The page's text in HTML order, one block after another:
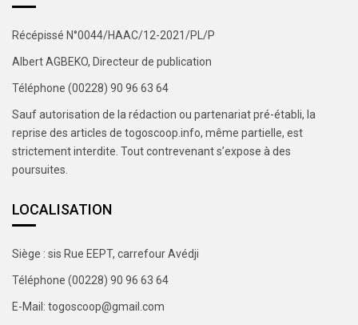
Récépissé N°0044/HAAC/12-2021/PL/P
Albert AGBEKO, Directeur de publication
Téléphone (00228) 90 96 63 64
Sauf autorisation de la rédaction ou partenariat pré-établi, la
reprise des articles de togoscoop.info, même partielle, est
strictement interdite. Tout contrevenant s’expose à des
poursuites.
LOCALISATION
Siège : sis Rue EEPT, carrefour Avédji
Téléphone (00228) 90 96 63 64
E-Mail: togoscoop@gmail.com